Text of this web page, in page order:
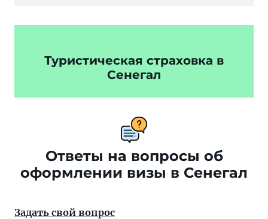
Туристическая страховка в
Сенегал
Ответы на вопросы об
оформлении визы в Сенегал
Задать свой вопрос